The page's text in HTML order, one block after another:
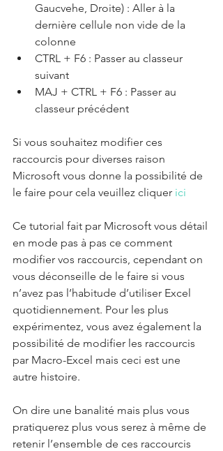
Gaucvehe, Droite) : Aller à la
dernière cellule non vide de la
colonne
CTRL + F6 : Passer au classeur
suivant
MAJ + CTRL + F6 : Passer au
classeur précédent
Si vous souhaitez modifier ces
raccourcis pour diverses raison
Microsoft vous donne la possibilité de
le faire pour cela veuillez cliquer ici
Ce tutorial fait par Microsoft vous détail
en mode pas à pas ce comment
modifier vos raccourcis, cependant on
vous déconseille de le faire si vous
n’avez pas l’habitude d’utiliser Excel
quotidiennement. Pour les plus
expérimentez, vous avez également la
possibilité de modifier les raccourcis
par Macro-Excel mais ceci est une
autre histoire.
On dire une banalité mais plus vous
pratiquerez plus vous serez à même de
retenir l’ensemble de ces raccourcis